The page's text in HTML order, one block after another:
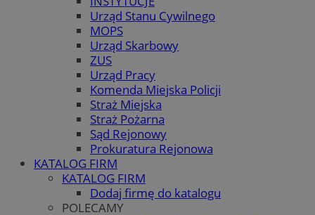
Urząd Stanu Cywilnego
MOPS
Urząd Skarbowy
ZUS
Urząd Pracy
Komenda Miejska Policji
Straż Miejska
Straż Pożarna
Sąd Rejonowy
Prokuratura Rejonowa
KATALOG FIRM
KATALOG FIRM
Dodaj firmę do katalogu
POLECAMY